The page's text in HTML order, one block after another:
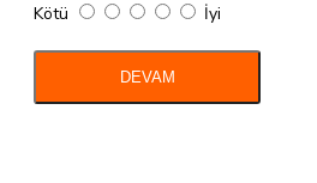
Kötü İyi
DEVAM